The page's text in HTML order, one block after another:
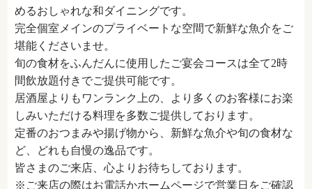
めるおしゃれな和ダイニングです。
完全個室メインのプライベートな空間で新鮮な魚介をご
堪能くださいませ。
旬の食材をふんだんに使用したご宴会コースは全て2時
間飲放題付きでご提供可能です。
居酒屋よりもワンランク上の、より多くのお客様にお楽
しみいただける料理を多数ご提供しております。
定番のおつまみや揚げ物から、新鮮な魚介や旬の食材な
ど、どれも自慢の逸品です。
皆さまのご来店、心よりお待ちしております。
※ご来店の際はお電話かホームページで営業日をご確認